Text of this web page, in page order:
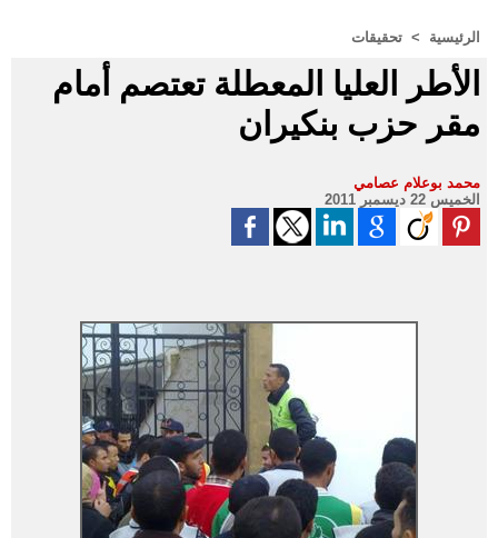
الرئيسية > تحقيقات
الأطر العليا المعطلة تعتصم أمام
مقر حزب بنكيران
محمد بوعلام عصامي
الخميس 22 ديسمبر 2011